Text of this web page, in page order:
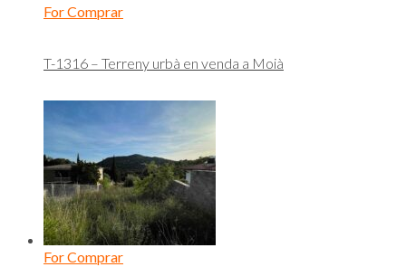
For Comprar
T-1316 – Terreny urbà en venda a Moià
For Comprar